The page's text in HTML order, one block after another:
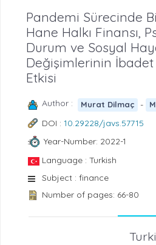
Pandemi Sürecinde
Hane Halkı Finansı,
Durum ve Sosyal
Değişimlerinin İbadet
Etkisi
Author : Murat Dilmaç -
DOI : 10.29228/javs.57715
Year-Number: 2022-1
Language : Turkish
Subject : finance
Number of pages: 66-80